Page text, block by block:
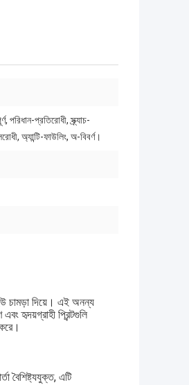
পরিধান-প্রতিরোধী, স্ক্র্যাচ-
অ্যান্টি-ফাউলিং, অ-বিবর্ণ।
চামড়া দিয়ে। এই অনন্য
হৃদয়গ্রাহী প্রিন্টগুলি
বৈশিষ্ট্যযুক্ত, এটি